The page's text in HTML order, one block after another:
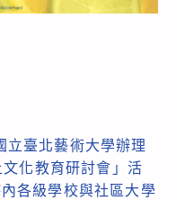
立臺北藝術大學辦理
化教育研討會」活
各級學校與社區大學